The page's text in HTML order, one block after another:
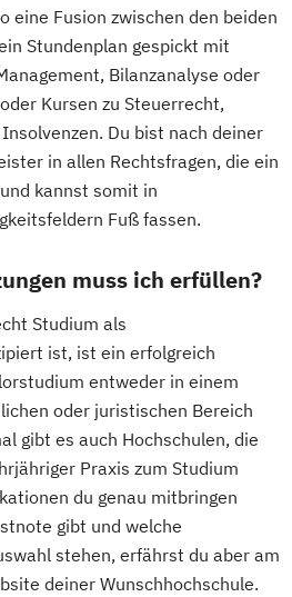
eine Fusion zwischen den beiden
Stundenplan gespickt mit
Bilanzanalyse oder
Kursen zu Steuerrecht,
Du bist nach deiner
in allen Rechtsfragen, die ein
kannst somit in
Fuß fassen.
muss ich erfüllen?
Studium als
ist, ist ein erfolgreich
entweder in einem
oder juristischen Bereich
gibt es auch Hochschulen, die
Praxis zum Studium
du genau mitbringen
gibt und welche
stehen, erfährst du aber am
deiner Wunschhochschule.